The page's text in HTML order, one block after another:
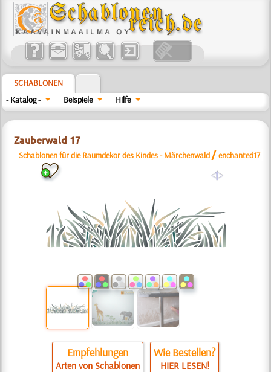
SCHABLONEN
- Katalog -
Beispiele Hilfe
Zauberwald 17
Schablonen für die Raumdekor des Kindes - Märchenwald /enchanted17
a
Empfehlungen
Arten von Schablonen
Wie Bestellen?
HIER LESEN!